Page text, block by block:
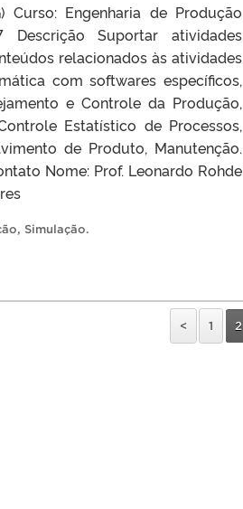
Curso: Engenharia de Produção
Suportar atividades
relacionados às atividades
com softwares específicos,
e Controle da Produção,
Estatístico de Processos,
de Produto, Manutenção.
Nome: Prof. Leonardo Rohde
, Simulação.
<
1 2